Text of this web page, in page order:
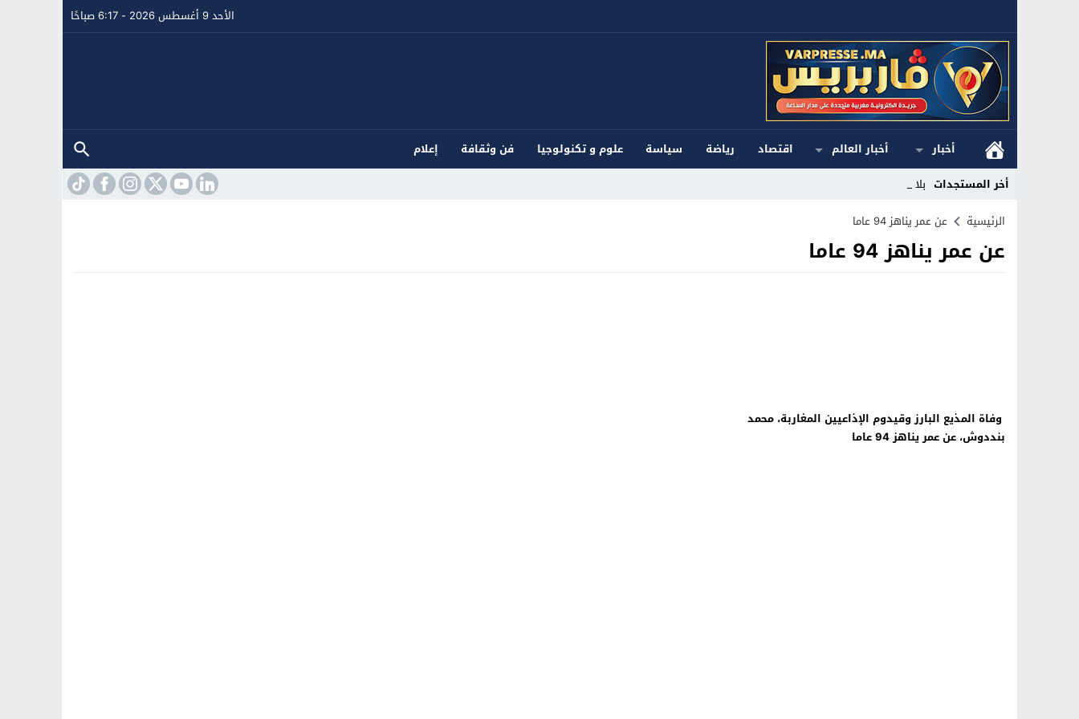
الأحد 9 أغسطس 2026 - 6:17 صباحًا
أخبار أخبار العالم اقتصاد رياضة سياسة علوم و تكنولوجيا فن وثقافة
إعلام
أخر المستجدات بلاغ ا_
Stop
Previous
الرئيسية عن عمر يناهز 94 عاما
عن عمر يناهز 94 عاما
وفاة المذيع البارز وقيدوم الإذاعيين المغاربة، محمد
بنددوش، عن عمر يناهز 94 عاما